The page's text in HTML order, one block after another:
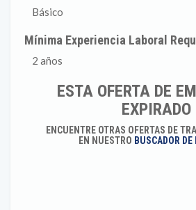
Básico
Mínima Experiencia Laboral
2 años
ESTA OFERTA DE
EXPIRADO
ENCUENTRE OTRAS OFERTAS DE
EN NUESTRO BUSCADOR